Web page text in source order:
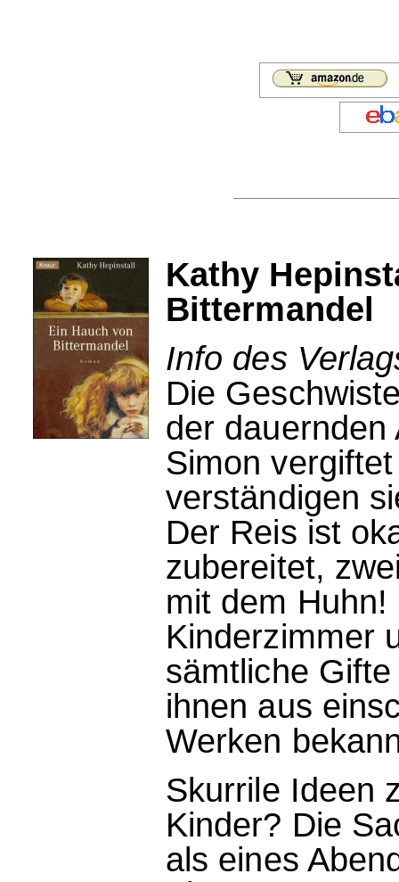
Kathy
Bittermandel
Info des
Die
der
Simon
verständigen
Der Reis ist
zubereitet,
mit dem
Kinderzimmer
sämtliche
ihnen aus
Werken
Skurrile Ideen
Kinder? Die
als eines